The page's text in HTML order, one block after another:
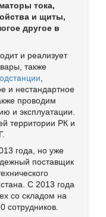
тока,
и щиты,
другое в
и реализует
также
,
и нестандартное
проводим
и эксплуатации.
территории РК и
года, но уже
поставщик
С 2013 года
со складом на
сотрудников.